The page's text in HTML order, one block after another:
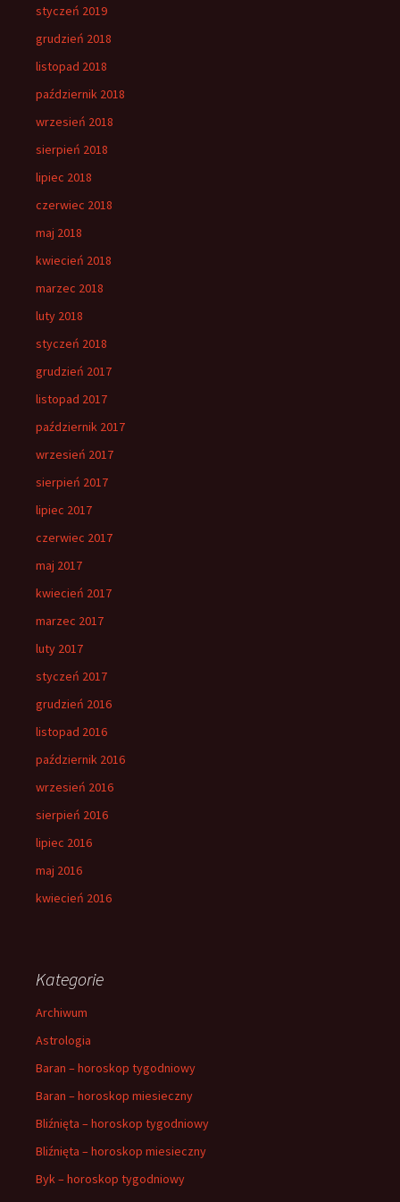
styczeń 2019
grudzień 2018
listopad 2018
październik 2018
wrzesień 2018
sierpień 2018
lipiec 2018
czerwiec 2018
maj 2018
kwiecień 2018
marzec 2018
luty 2018
styczeń 2018
grudzień 2017
listopad 2017
październik 2017
wrzesień 2017
sierpień 2017
lipiec 2017
czerwiec 2017
maj 2017
kwiecień 2017
marzec 2017
luty 2017
styczeń 2017
grudzień 2016
listopad 2016
październik 2016
wrzesień 2016
sierpień 2016
lipiec 2016
maj 2016
kwiecień 2016
Kategorie
Archiwum
Astrologia
Baran – horoskop tygodniowy
Baran – horoskop miesieczny
Bliźnięta – horoskop tygodniowy
Bliźnięta – horoskop miesieczny
Byk – horoskop tygodniowy